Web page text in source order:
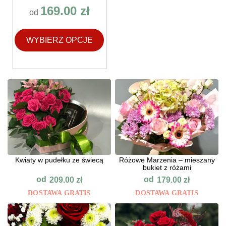
od 169.00 zł
WYBIERZ OPCJE
Kwiaty w pudełku ze świecą
od 209.00 zł
DOSTAWA GRATIS
Różowe Marzenia – mieszany
bukiet z różami
od 179.00zł
DOSTAWA GRATIS